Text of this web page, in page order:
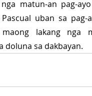
matun-an pag-
uban sa pag-
lakang nga
doluna sa dakbayan.